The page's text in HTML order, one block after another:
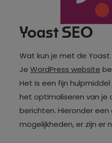
Yoast SEO
Wat kun je met de Yoast
Je WordPress website
Het is een fijn
het optimaliseren van je
berichten. Hieronder een
mogelijkheden, er zijn er